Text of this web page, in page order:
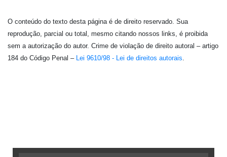
O conteúdo do texto desta página é de direito reservado. Sua
reprodução, parcial ou total, mesmo citando nossos links, é proibida
sem a autorização do autor. Crime de violação de direito autoral – artigo
184 do Código Penal – Lei 9610/98 - Lei de direitos autorais.